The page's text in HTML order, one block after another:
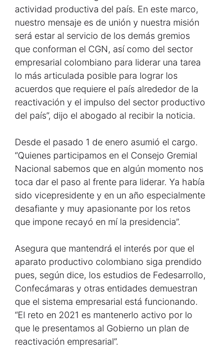
actividad productiva del país. En este marco,
nuestro mensaje es de unión y nuestra misión
será estar al servicio de los demás gremios
que conforman el CGN, así como del sector
empresarial colombiano para liderar una tarea
lo más articulada posible para lograr los
acuerdos que requiere el país alrededor de la
reactivación y el impulso del sector productivo
del país”, dijo el abogado al recibir la noticia.
Desde el pasado 1 de enero asumió el cargo.
“Quienes participamos en el Consejo Gremial
Nacional sabemos que en algún momento nos
toca dar el paso al frente para liderar. Ya había
sido vicepresidente y en un año especialmente
desafiante y muy apasionante por los retos
que impone recayó en mí la presidencia”.
Asegura que mantendrá el interés por que el
aparato productivo colombiano siga prendido
pues, según dice, los estudios de Fedesarrollo,
Confecámaras y otras entidades demuestran
que el sistema empresarial está funcionando.
“El reto en 2021 es mantenerlo activo por lo
que le presentamos al Gobierno un plan de
reactivación empresarial”.